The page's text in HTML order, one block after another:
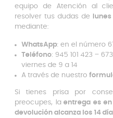
equipo de Atención al
resolver tus dudas de
mediante:
WhatsApp: en el número
Teléfono: 945 101 423 –
viernes de 9 a 14
A través de nuestro
Si tienes prisa por
preocupes, laentrega es en
devolución alcanza los 14